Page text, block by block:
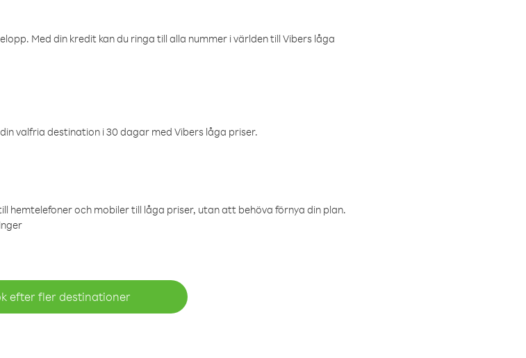
Med din kredit kan du ringa till alla nummer i världen till Vibers låga
valfria destination i 30 dagar med Vibers låga priser.
och mobiler till låga priser, utan att behöva förnya din plan.
efter fler destinationer